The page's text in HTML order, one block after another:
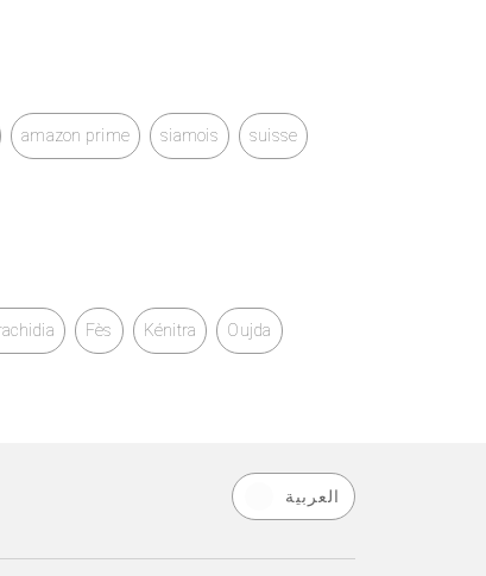
amazon prime siamois suisse
Fès Kénitra Oujda
العربية